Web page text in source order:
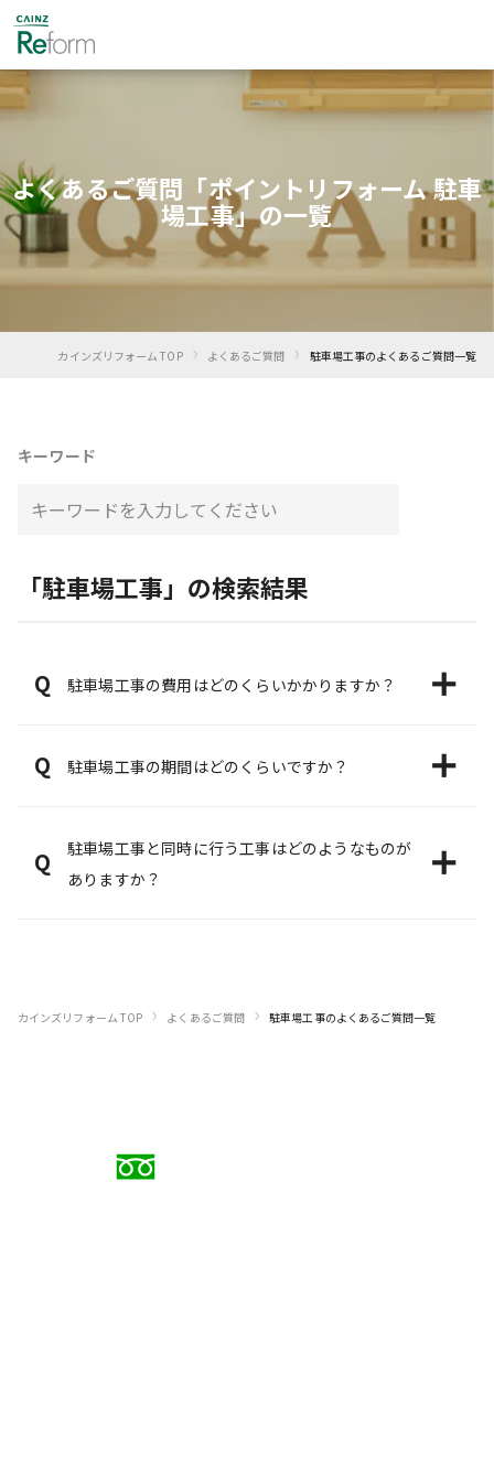
よくあるご質問「ポイントリフォーム 駐車
場工事」の一覧
カインズリフォーム TOP › よくあるご質問 › 駐車場工事のよくあるご質問一覧
キーワード
「駐車場工事」の検索結果
Q 駐車場工事の費用はどのくらいかかりますか？
Q 駐車場工事の期間はどのくらいですか？
Q
駐車場工事と同時に行う工事はどのようなものが
ありますか？
カインズリフォーム TOP › よくあるご質問 › 駐車場工事のよくあるご質問一覧